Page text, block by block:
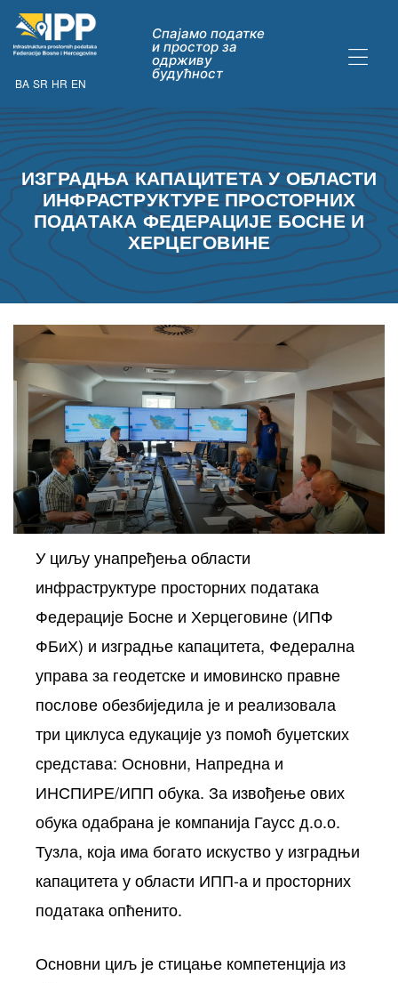
BA SR HR EN
Спајамо податке
и простор за
одрживу
будућност
ИЗГРАДЊА КАПАЦИТЕТА У ОБЛАСТИ
ИНФРАСТРУКТУРЕ ПРОСТОРНИХ
ПОДАТАКА ФЕДЕРАЦИЈЕ БОСНЕ И
ХЕРЦЕГОВИНЕ
У циљу унапређења области
инфраструктуре просторних података
Федерације Босне и Херцеговине (ИПФ
ФБиХ) и изградње капацитета, Федерална
управа за геодетске и имовинско правне
послове обезбиједила је и реализовала
три циклуса едукације уз помоћ буџетских
средстава: Основни, Напредна и
ИНСПИРЕ/ИПП обука. За извођење ових
обука одабрана је компанија Гаусс д.о.о.
Тузла, која има богато искуство у изградњи
капацитета у области ИПП-а и просторних
података опћенито.
Основни циљ је стицање компетенција из
опћих